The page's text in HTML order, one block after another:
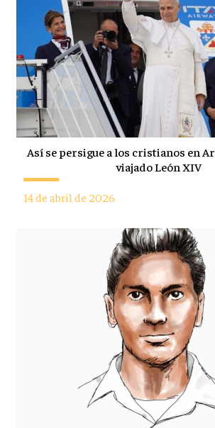
Así se persigue a los cristianos en
viajado León XIV
14 de abril de 2026